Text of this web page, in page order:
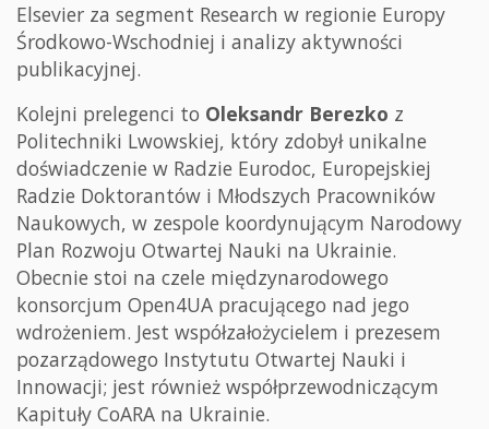
Elsevier za segment Research w regionie Europy
Środkowo-Wschodniej i analizy aktywności
publikacyjnej.
Kolejni prelegenci to Oleksandr Berezko z
Politechniki Lwowskiej, który zdobył unikalne
doświadczenie w Radzie Eurodoc, Europejskiej
Radzie Doktorantów i Młodszych Pracowników
Naukowych, w zespole koordynującym Narodowy
Plan Rozwoju Otwartej Nauki na Ukrainie.
Obecnie stoi na czele międzynarodowego
konsorcjum Open4UA pracującego nad jego
wdrożeniem. Jest współzałożycielem i prezesem
pozarządowego Instytutu Otwartej Nauki i
Innowacji; jest również współprzewodniczącym
Kapituły CoARA na Ukrainie.